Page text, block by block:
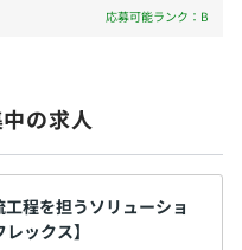
応募可能ランク：B
の求人
程を担うソリューショ
ックス】